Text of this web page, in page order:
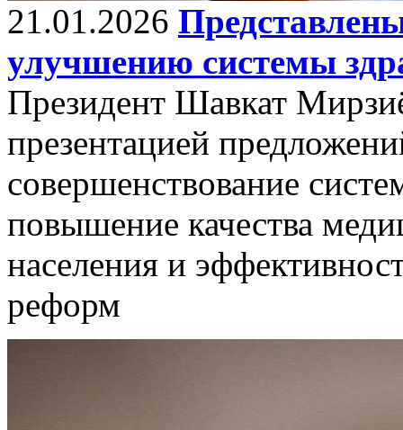
21.01.2026
улучшению системы
Президент Шавкат
презентацией
совершенствование
повышение качества
населения и
реформ